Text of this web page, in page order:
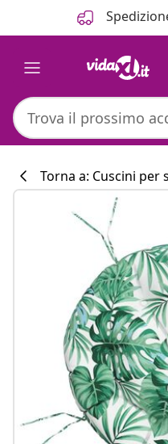
Torna a: Cuscini per